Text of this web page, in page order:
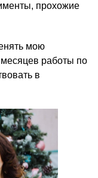
прохожие
мою
месяцев работы по
в